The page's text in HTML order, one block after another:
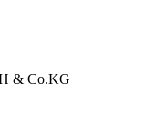
& Co.KG